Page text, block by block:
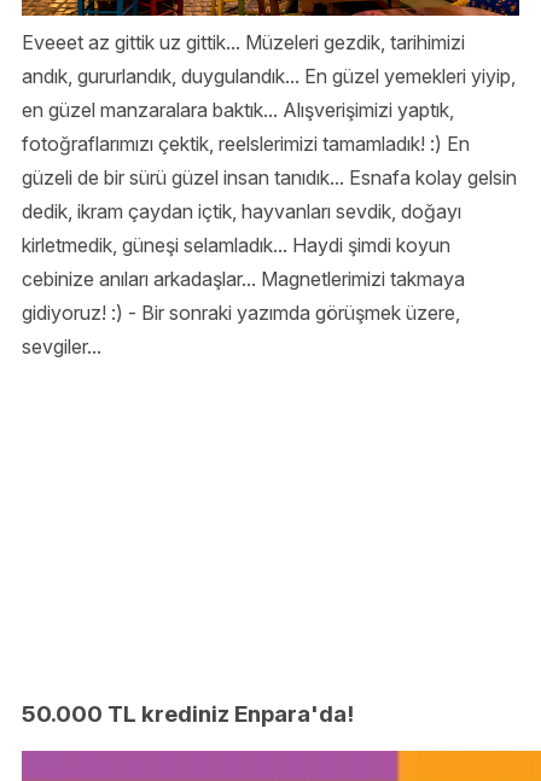
Eveeet az gittik uz gittik... Müzeleri gezdik, tarihimizi
andık, gururlandık, duygulandık... En güzel yemekleri yiyip,
en güzel manzaralara baktık... Alışverişimizi yaptık,
fotoğraflarımızı çektik, reelslerimizi tamamladık! :) En
güzeli de bir sürü güzel insan tanıdık... Esnafa kolay gelsin
dedik, ikram çaydan içtik, hayvanları sevdik, doğayı
kirletmedik, güneşi selamladık... Haydi şimdi koyun
cebinize anıları arkadaşlar... Magnetlerimizi takmaya
gidiyoruz! :) - Bir sonraki yazımda görüşmek üzere,
sevgiler...
50.000 TL krediniz Enpara'da!